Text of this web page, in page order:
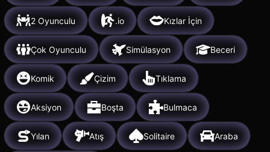
2 Oyunculu .io Kızlar İçin
Çok Oyunculu Simülasyon Beceri
Komik Çizim Tıklama
Aksiyon Boşta Bulmaca
Yılan Atış Solitaire Araba